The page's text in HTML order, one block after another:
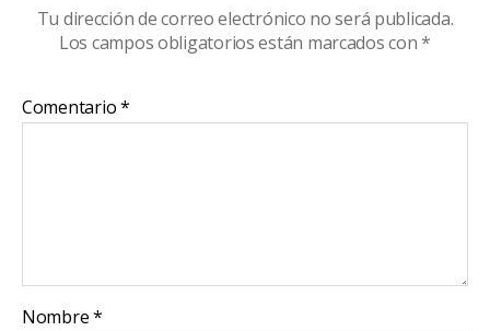
Tu dirección de correo electrónico no será publicada.
Los campos obligatorios están marcados con*
Comentario*
Nombre*